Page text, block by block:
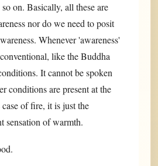
on. Basically, all these are
nor do we need to posit
Whenever 'awareness'
like the Buddha
It cannot be spoken
conditions are present at the
of fire, it is just the
sensation of warmth.